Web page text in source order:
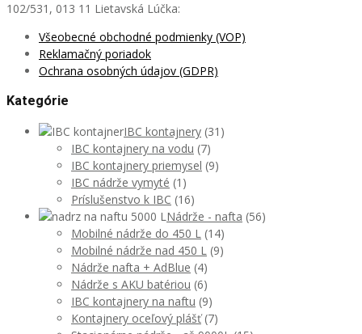
102/531, 013 11 Lietavská Lúčka:
Všeobecné obchodné podmienky (VOP)
Reklamačný poriadok
Ochrana osobných údajov (GDPR)
Kategórie
IBC kontajnery (31)
IBC kontajnery na vodu (7)
IBC kontajnery priemysel (9)
IBC nádrže vymyté (1)
Príslušenstvo k IBC (16)
Nádrže - nafta (56)
Mobilné nádrže do 450 L (14)
Mobilné nádrže nad 450 L (9)
Nádrže nafta + AdBlue (4)
Nádrže s AKU batériou (6)
IBC kontajnery na naftu (9)
Kontajnery oceľový plášť (7)